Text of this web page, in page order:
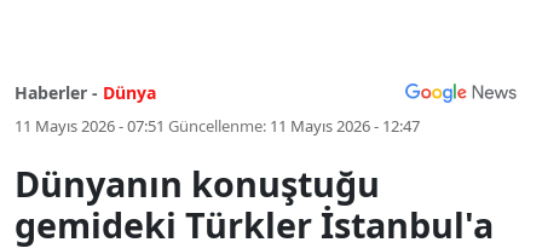
Haberler - Dünya
11 Mayıs 2026 - 07:51 Güncellenme: 11 Mayıs 2026 - 12:47
Dünyanın konuştuğu
gemideki Türkler İstanbul'a